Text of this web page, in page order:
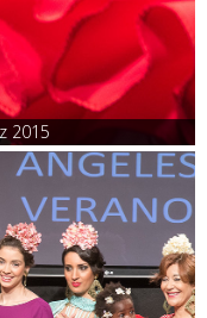
2015